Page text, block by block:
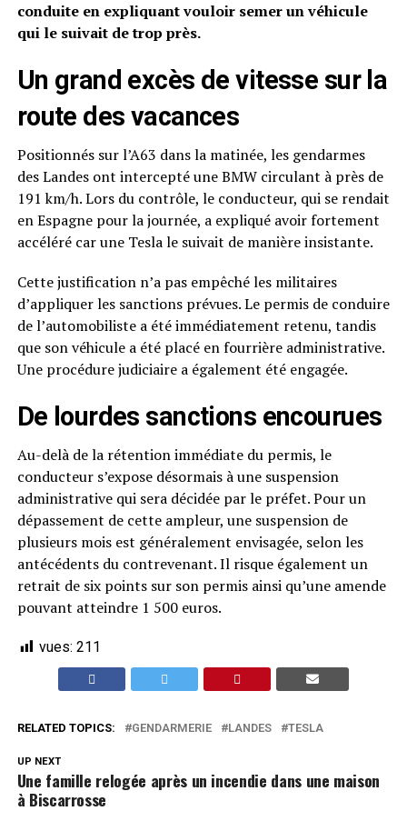
conduite en expliquant vouloir semer un véhicule
qui le suivait de trop près.
Un grand excès de vitesse sur la
route des vacances
Positionnés sur l’A63 dans la matinée, les gendarmes
des Landes ont intercepté une BMW circulant à près de
191 km/h. Lors du contrôle, le conducteur, qui se rendait
en Espagne pour la journée, a expliqué avoir fortement
accéléré car une Tesla le suivait de manière insistante.
Cette justification n’a pas empêché les militaires
d’appliquer les sanctions prévues. Le permis de conduire
de l’automobiliste a été immédiatement retenu, tandis
que son véhicule a été placé en fourrière administrative.
Une procédure judiciaire a également été engagée.
De lourdes sanctions encourues
Au-delà de la rétention immédiate du permis, le
conducteur s’expose désormais à une suspension
administrative qui sera décidée par le préfet. Pour un
dépassement de cette ampleur, une suspension de
plusieurs mois est généralement envisagée, selon les
antécédents du contrevenant. Il risque également un
retrait de six points sur son permis ainsi qu’une amende
pouvant atteindre 1 500 euros.
vues: 211
RELATED TOPICS: GENDARMERIE LANDES TESLA
UP NEXT
Une famille relogée après un incendie dans une maison
à Biscarrosse